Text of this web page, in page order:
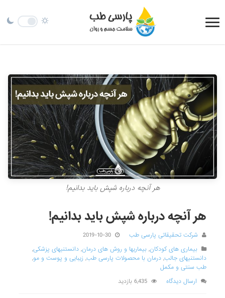
هر آنچه درباره شپش باید بدانیم!
هر آنچه درباره شپش باید بدانیم!
شرکت تحقیقاتی پارسی طب
2019-10-30
بیماری های کودکان,بیماریها و روش های درمان,دانستنیهای پزشکی,
دانستنیهای جالب,درمان با محصولات پارسی طب,زیبایی و پوست و مو,
طب سنتی و مکمل
ارسال دیدگاه
6,435 بازدید